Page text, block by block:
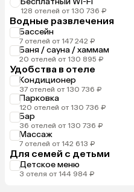
128 отелей от 130 736 ₽
Водные развлечения
Бассейн
7 отелей от 147 242 ₽
Баня / сауна / хаммам
20 отелей от 130 895 ₽
Удобства в отеле
Кондиционер
37 отелей от 130 736 ₽
Парковка
120 отелей от 130 736 ₽
Бар
36 отелей от 130 736 ₽
Массаж
7 отелей от 142 613 ₽
Для семей с детьми
Детское меню
3 отеля от 144 984 ₽